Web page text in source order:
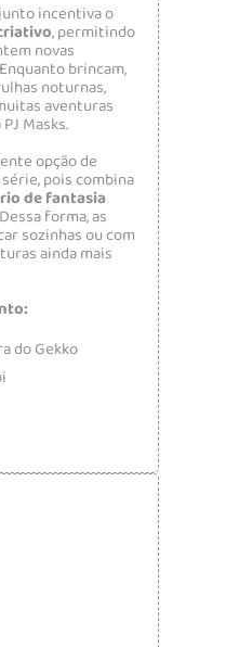
incentiva o
, permitindo
novas
brincam,
noturnas,
aventuras
Masks.
opção de
pois combina
de fantasia
forma, as
sozinhas ou com
ainda mais
doGekko